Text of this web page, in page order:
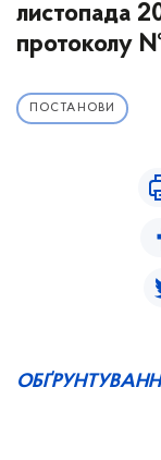
листопада
протоколу
ПОСТАНОВИ